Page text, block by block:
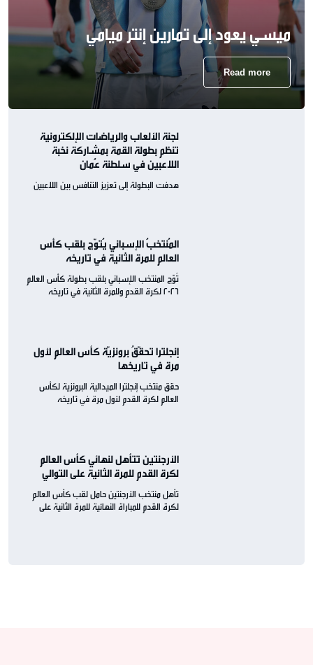
ميسي يعود إلى تمارين إنتر ميامي
Read more
لجنة الألعاب والرياضات الإلكترونية
تنظم بطولة القمة بمشاركة نخبة
اللاعبين في سلطنة عُمان
هدفت البطولة إلى تعزيز التنافس بين اللاعبين
المُنتخبُ الإسباني يُتوّج بلقب كأس
العالم للمرة الثانية في تاريخه
تُوّج المنتخب الإسباني بلقب بطولة كأس العالم
2026 لكرة القدم وللمرة الثانية في تاريخه
إنجلترا تحقّقُ برونزيّة كأس العالم لأول
مرة في تاريخها
حقق منتخب إنجلترا الميدالية البرونزية لكأس
العالم لكرة القدم لأول مرة في تاريخه
الأرجنتين تتأهل لنهائي كأس العالم
لكرة القدم للمرة الثانية على التوالي
تأهل منتخب الأرجنتين حامل لقب كأس العالم
لكرة القدم للمباراة النهائية للمرة الثانية على